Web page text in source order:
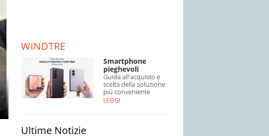
WINDTRE
Smartphone
pieghevoli
Guida all'acquisto e
scelta della soluzione
più conveniente
LEGGI
Ultime Notizie